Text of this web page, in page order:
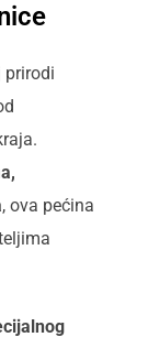
prirodi
, ova pećina